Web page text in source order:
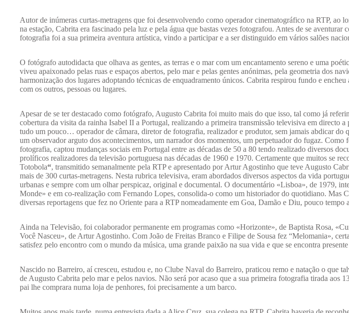
Autor de inúmeras curtas-metragens que foi desenvolvendo como operador cinematográfico na RTP, ao
na estação, Cabrita era fascinado pela luz e pela água que bastas vezes fotografou. Antes de se aventurar
fotografia foi a sua primeira aventura artística, vindo a participar e a ser distinguido em vários salões
O fotógrafo autodidacta que olhava as gentes, as terras e o mar com um encantamento sereno e uma
viveu apaixonado pelas ruas e espaços abertos, pelo mar e pelas gentes anónimas, pela geometria dos
harmonização dos lugares adoptando técnicas de enquadramento únicos. Cabrita respirou fundo e
com os outros, pessoas ou lugares.
Apesar de se ter destacado como fotógrafo, Augusto Cabrita foi muito mais do que isso, tal como já
cobertura da visita da rainha Isabel II a Portugal, realizando a primeira transmissão televisiva em directo
tudo um pouco… operador de câmara, diretor de fotografia, realizador e produtor, sem jamais abdicar do
um observador arguto dos acontecimentos, um narrador dos momentos, um perpetuador do fugaz. Como
fotografia, captou mudanças sociais em Portugal entre as décadas de 50 a 80 tendo realizado diversos
prolíficos realizadores da televisão portuguesa nas décadas de 1960 e 1970. Certamente que muitos se
Totobola“, transmitido semanalmente pela RTP e apresentado por Artur Agostinho que teve Augusto
mais de 300 curtas-metragens. Nesta rubrica televisiva, eram abordados diversos aspectos da vida
urbanas e sempre com um olhar perspicaz, original e documental. O documentário «Lisboa», de 1979,
Monde» e em co-realização com Fernando Lopes, consolida-o como um historiador do quotidiano. Mas
diversas reportagens que fez no Oriente para a RTP nomeadamente em Goa, Damão e Diu, pouco tempo
Ainda na Televisão, foi colaborador permanente em programas como «Horizonte», de Baptista Rosa,
Você Nasceu», de Artur Agostinho. Com João de Freitas Branco e Filipe de Sousa fez “Melomania»,
satisfez pelo encontro com o mundo da música, uma grande paixão na sua vida e que se encontra
Nascido no Barreiro, aí cresceu, estudou e, no Clube Naval do Barreiro, praticou remo e natação o que
de Augusto Cabrita pelo mar e pelos navios. Não será por acaso que a sua primeira fotografia tirada aos
pai lhe comprara numa loja de penhores, foi precisamente a um barco.